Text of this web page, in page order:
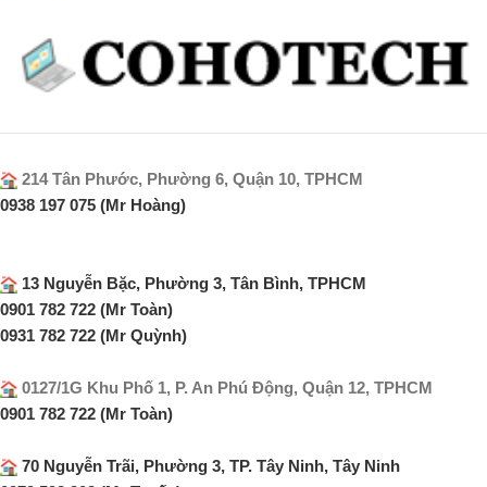
214 Tân Phước, Phường 6, Quận 10, TPHCM
0938 197 075 (Mr Hoàng)
13 Nguyễn Bặc, Phường 3, Tân Bình, TPHCM
0901 782 722 (Mr Toàn)
0931 782 722 (Mr Quỳnh)
0127/1G Khu Phố 1, P. An Phú Động, Quận 12, TPHCM
0901 782 722 (Mr Toàn)
70 Nguyễn Trãi, Phường 3, TP. Tây Ninh, Tây Ninh